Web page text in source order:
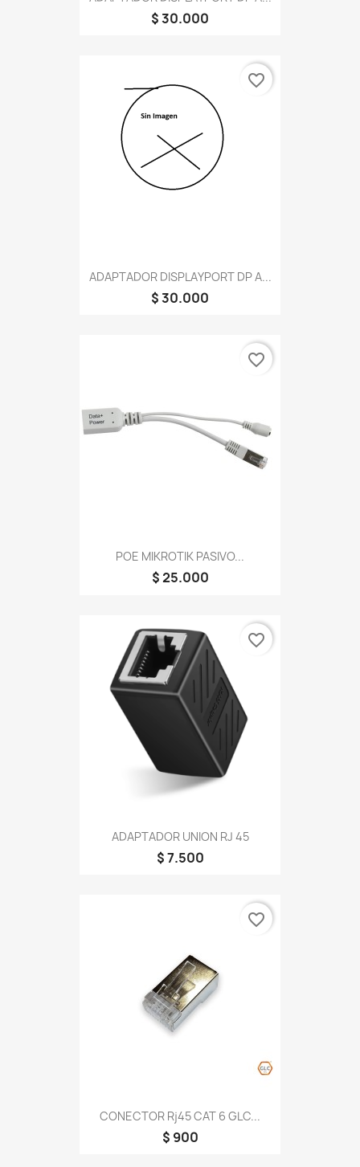
$ 30.000
ADAPTADOR DISPLAYPORT DP A...
$ 30.000
favorite_border
POE MIKROTIK PASIVO...
$ 25.000
favorite_border
ADAPTADOR UNION RJ 45
$ 7.500
favorite_border
CONECTOR Rj45 CAT 6 GLC...
$ 900
favorite_border